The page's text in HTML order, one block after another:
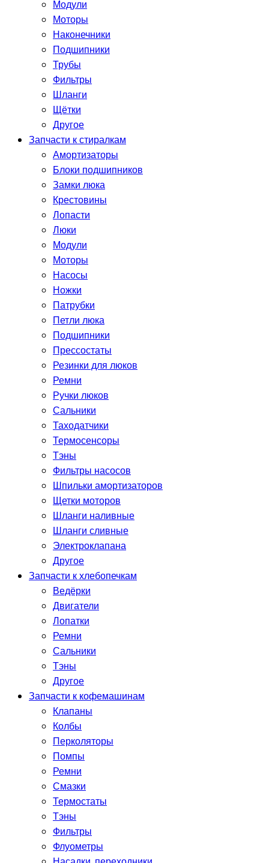
Модули
Моторы
Наконечники
Подшипники
Трубы
Фильтры
Шланги
Щётки
Другое
Запчасти к стиралкам
Амортизаторы
Блоки подшипников
Замки люка
Крестовины
Лопасти
Люки
Модули
Моторы
Насосы
Ножки
Патрубки
Петли люка
Подшипники
Прессостаты
Резинки для люков
Ремни
Ручки люков
Сальники
Таходатчики
Термосенсоры
Тэны
Фильтры насосов
Шпильки амортизаторов
Щетки моторов
Шланги наливные
Шланги сливные
Электроклапана
Другое
Запчасти к хлебопечкам
Ведёрки
Двигатели
Лопатки
Ремни
Сальники
Тэны
Другое
Запчасти к кофемашинам
Клапаны
Колбы
Перколяторы
Помпы
Ремни
Смазки
Термостаты
Тэны
Фильтры
Флуометры